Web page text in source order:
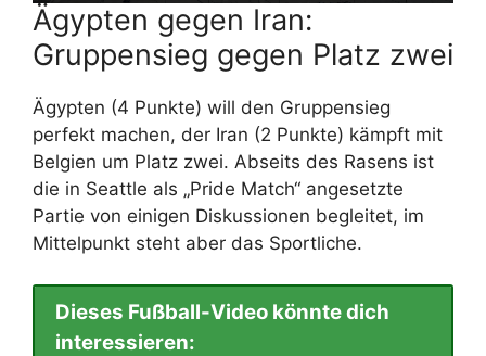
Ägypten gegen Iran:
Gruppensieg gegen Platz zwei
Ägypten (4 Punkte) will den Gruppensieg
perfekt machen, der Iran (2 Punkte) kämpft mit
Belgien um Platz zwei. Abseits des Rasens ist
die in Seattle als „Pride Match“ angesetzte
Partie von einigen Diskussionen begleitet, im
Mittelpunkt steht aber das Sportliche.
Dieses Fußball-Video könnte dich
interessieren: